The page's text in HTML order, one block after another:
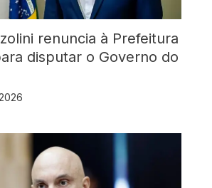
renuncia à Prefeitura
disputar o Governo do